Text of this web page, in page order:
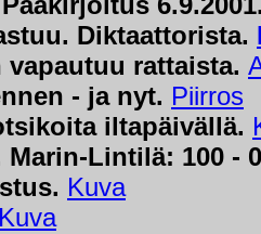
Diktaattorista.
rattaista.
- ja nyt. Piirros
iltapäivällä.
Marin-Lintilä: 100 -
Kuva
Kuva